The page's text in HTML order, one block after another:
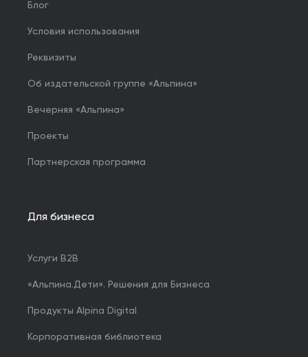
Блог
Условия использования
Реквизиты
Об издательской группе «Альпина»
Вечерняя «Альпина»
Проекты
Партнерская программа
Для бизнеса
Услуги B2B
«Альпина.Дети». Решения для Бизнеса
Продукты Alpina Digital
Корпоративная библиотека